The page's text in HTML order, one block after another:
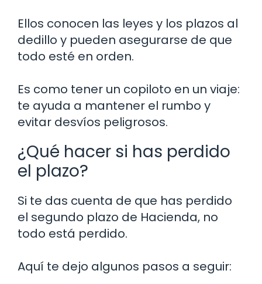
Ellos conocen las leyes y los plazos al
dedillo y pueden asegurarse de que
todo esté en orden.
Es como tener un copiloto en un viaje:
te ayuda a mantener el rumbo y
evitar desvíos peligrosos.
¿Qué hacer si has perdido
el plazo?
Si te das cuenta de que has perdido
el segundo plazo de Hacienda, no
todo está perdido.
Aquí te dejo algunos pasos a seguir: